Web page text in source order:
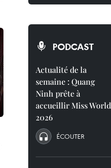
PODCAST
Actualité de la
semaine : Quang
Ninh prête à
accueillir Miss World
2026
ÉCOUTER